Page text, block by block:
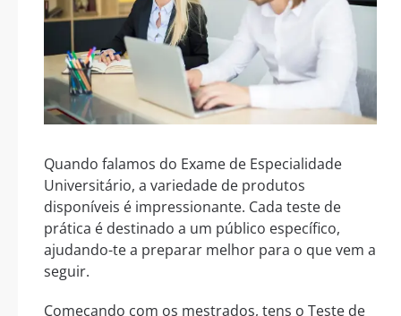
Quando falamos do Exame de Especialidade
Universitário, a variedade de produtos
disponíveis é impressionante. Cada teste de
prática é destinado a um público específico,
ajudando-te a preparar melhor para o que vem a
seguir.
Começando com os mestrados, tens o Teste de